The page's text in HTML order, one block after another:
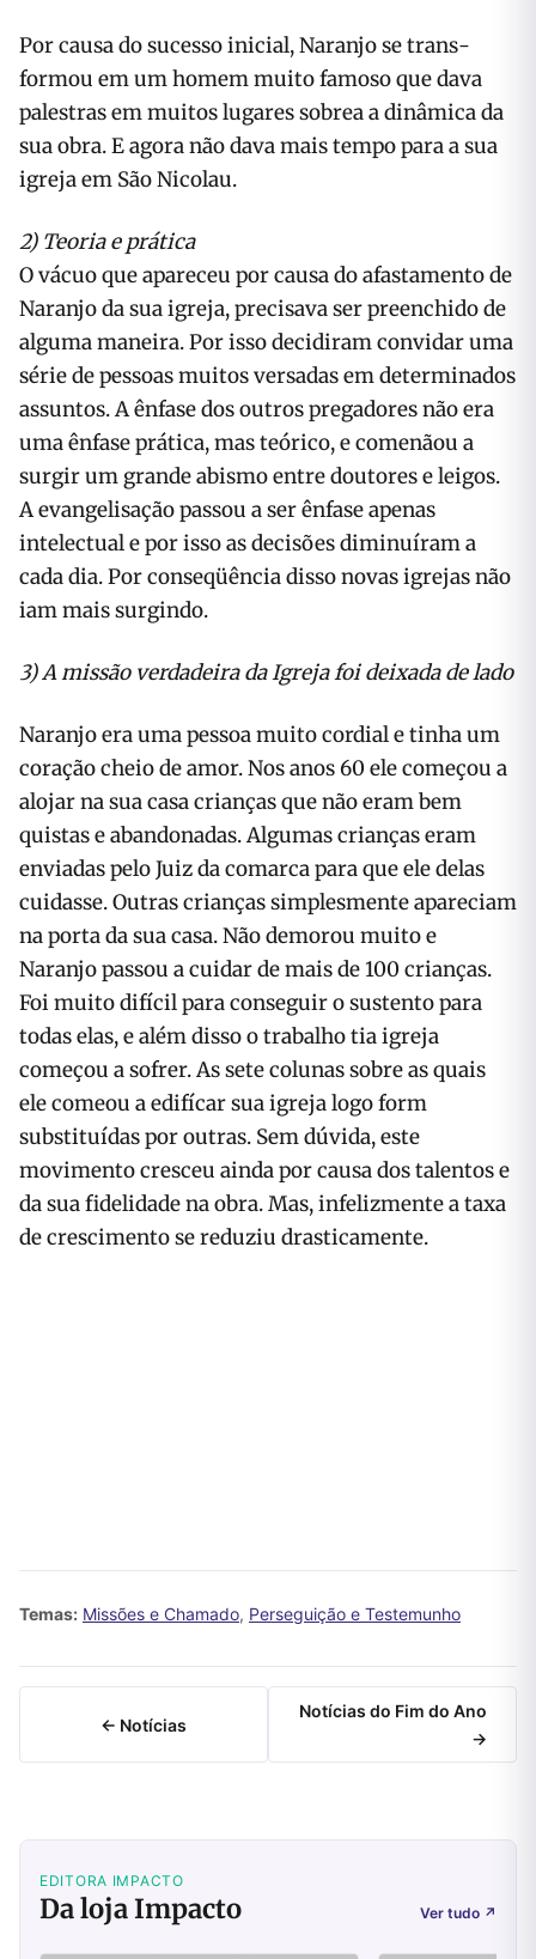
Por causa do sucesso inicial, Naranjo se trans­
formou em um homem muito famoso que dava
palestras em muitos lugares sobrea a dinâmica da
sua obra. E agora não dava mais tempo para a sua
igreja em São Nicolau.
2) Teoria e prática
O vácuo que apareceu por causa do afastamento de
Naranjo da sua igreja, precisava ser preenchi­do de
alguma maneira. Por isso decidiram convi­dar uma
série de pessoas muitos versadas em de­terminados
assuntos. A ênfase dos outros prega­dores não era
uma ênfase prática, mas teórico, e comenãou a
surgir um grande abismo entre dou­tores e leigos.
A evangelisação passou a ser ênfase apenas
intelectual e por isso as decisões diminuí­ram a
cada dia. Por conseqüência disso novas igrejas não
iam mais surgindo.
3) A missão verdadeira da Igreja foi deixada de lado
Naranjo era uma pessoa muito cordial e tinha um
coração cheio de amor. Nos anos 60 ele começou a
alojar na sua casa crianças que não eram bem
quistas e abandonadas. Algumas crianças eram
enviadas pelo Juiz da comarca para que ele delas
cuidasse. Outras crianças sim­plesmente apareciam
na porta da sua casa. Não demorou muito e
Naranjo passou a cuidar de mais de 100 crianças.
Foi muito difícil para con­seguir o sustento para
todas elas, e além disso o trabalho tia igreja
começou a sofrer. As sete colunas sobre as quais
ele comeou a edifícar sua igreja logo form
substituídas por outras. Sem dú­vida, este
movimento cresceu ainda por causa dos talentos e
da sua fidelidade na obra. Mas, infelizmente a taxa
de crescimento se reduziu drasticamente.
Temas: Missões e Chamado, Perseguição e Testemunho
← Notícias
Notícias do Fim do Ano
→
EDITORA IMPACTO
Da loja Impacto Ver tudo ↗